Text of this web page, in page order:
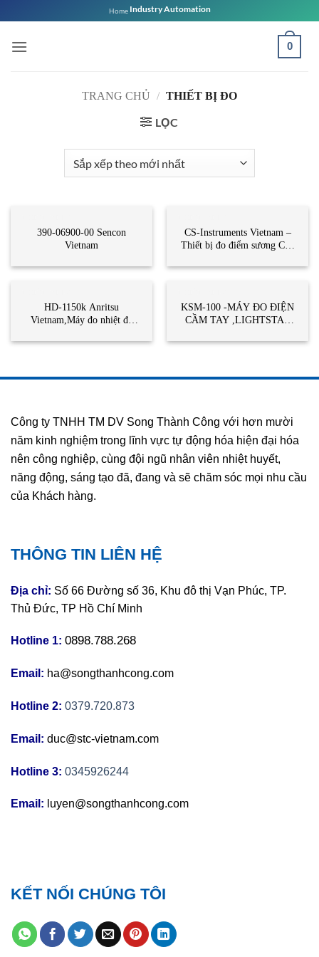
qua
nội
Home Industry Automation
0
TRANG CHỦ / THIẾT BỊ ĐO
LỌC
390-06900-00 Sencon
Vietnam
CS-Instruments Vietnam –
Thiết bị đo điểm sương CS-
HD-1150k Anritsu
Vietnam,Máy đo nhiệt độ
KSM-100 -MÁY ĐO ĐIỆN
CẦM TAY ,LIGHTSTAR
VIETNAM- KSM100
Công ty TNHH TM DV Song Thành Công với hơn mười
năm kinh nghiệm trong lĩnh vực tự động hóa hiện đại hóa
nên công nghiệp, cùng đội ngũ nhân viên nhiệt huyết,
năng động, sáng tạo đã, đang và sẽ chăm sóc mọi nhu cầu
của Khách hàng.
THÔNG TIN LIÊN HỆ
Địa chỉ: Số 66 Đường số 36, Khu đô thị Vạn Phúc, TP.
Thủ Đức, TP Hồ Chí Minh
Hotline 1: 0898.788.268
Email: ha@songthanhcong.com
Hotline 2: 0379.720.873
Email: duc@stc-vietnam.com
Hotline 3: 0345926244
Email: luyen@songthanhcong.com
KẾT NỐI CHÚNG TÔI